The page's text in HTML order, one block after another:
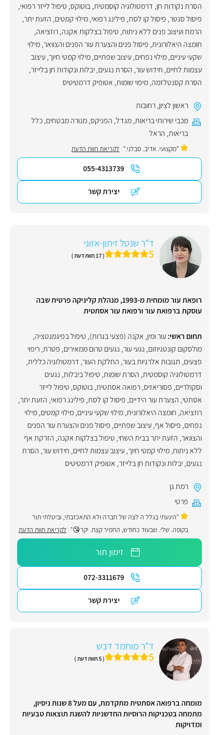
הסרת נקודות חן, דרמטולוגיה קוסמטית,בוטוקס, טיפול לייזר רפואי,
פיסול סנטר, פיסול קו לסת, פילינג רפואי,מילוי קמטים, הזעת יתר,
הרמת ועיצוב פנים ללא ניתוח, טיפול בצלקות אקנה,רוזציאה,
חומצה היאלורונית, פיסול פנים והצערת עור הפנים והצוואר,מילוי
שקעי עיניים,מילוי נפחים,עיצוב שפתיים,מילוי קמטי חיוך,עיצוב
עצמות לחיים, חידוש עור, הסרת נגעים, יבלות ונקודות חן בלייזר,
הסרת קסנטלזמה,מיפוי שומות, אטופיק דרמטיטיס
ראשון לציון,רחובות
מכבי שירותי בריאות,מגדל, הפניקס,מנורה מבטחים,כלל
בריאות, הראל
"מקצועי. אדיב. סבלני." לקריאת חוות הדעת
055-4313739
יצירת קשר
ד"ר שנטל זיתון-אזוגי
5 ( 17 חוות דעת )
רופאת עור מומחית מ-1993, מנהלת קליניקה פרטית שבה
עוסקת ברפואת עור ורפואת עור אסתטית
תחום ראשי:עור ומין, אקנה (פצעי בגרות), טיפול בפיגמנטציה,
מולסקום קונטגיוזום, נגעי עור, נגעים טרום ממאירים, פטרת,ריפוי
פצעים, תגובות אלרגיות בעור, החלקת העור, דרמטולוגיה כללית,
דרמטולוגיה קוסמטית, הסרת שומות, טיפול ביבלות, נגעים
וסקולריים, פסוריאזיס,רפואה אסתטית,בוטוקס, טיפול לייזר
אסתטי, הצערת עור הידיים, פיסול קו לסת, פילינג רפואי, הזעת יתר,
רוזציאה, חומצה היאלורונית,מילוי שקעי עיניים,מילוי קמטים,מילוי
נפחים, פיסול אף,עיצוב שפתיים, פיסול פנים והצערת עור הפנים
והצוואר, הזעת יתר בבית השחי, טיפול בצלקות אקנה, הזרקת אף
ללא ניתוח,מילוי קמטי חיוך,עיצוב עצמות לחיים, חידוש עור, הסרת
נגעים, יבלות ונקודות חן בלייזר, אטופיק דרמטיטיס
רמת גן
פרטי
"היגעתי בגלל ה לצה של חברה ולא התאכזבתי, וביטלתי תור
בקופה. שלי. שבעוד כחודש, החמיר קצת. יקר😘" לקריאת חוות הדעת
זימון תור
072-3311679
יצירת קשר
ד"ר מוחמד דבש
5 ( 5 חוות דעת )
מומחה ברפואה אסתטית מתקדמת, עם מעל 8 שנות ניסיון,
מתמחה בטכניקות הרוסיות החדשניות להשגת תוצאות טבעיות
ומדויקות